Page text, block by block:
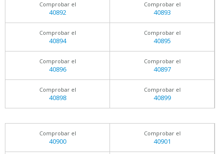
Comprobar el
40892
Comprobar el
40893
Comprobar el
40894
Comprobar el
40895
Comprobar el
40896
Comprobar el
40897
Comprobar el
40898
Comprobar el
40899
Comprobar el
40900
Comprobar el
40901